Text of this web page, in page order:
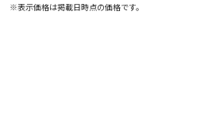
※表示価格は掲載日時点の価格です。